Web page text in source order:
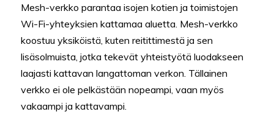
Mesh-verkko parantaa isojen kotien ja toimistojen
Wi-Fi-yhteyksien kattamaa aluetta. Mesh-verkko
koostuu yksiköistä, kuten reitittimestä ja sen
lisäsolmuista, jotka tekevät yhteistyötä luodakseen
laajasti kattavan langattoman verkon. Tällainen
verkko ei ole pelkästään nopeampi, vaan myös
vakaampi ja kattavampi.